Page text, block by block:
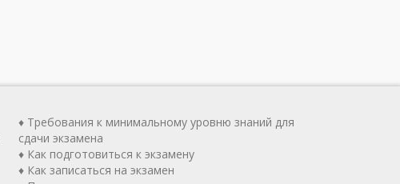
♦ Требования к минимальному уровню знаний для
сдачи экзамена
♦ Как подготовиться к экзамену
♦ Как записаться на экзамен